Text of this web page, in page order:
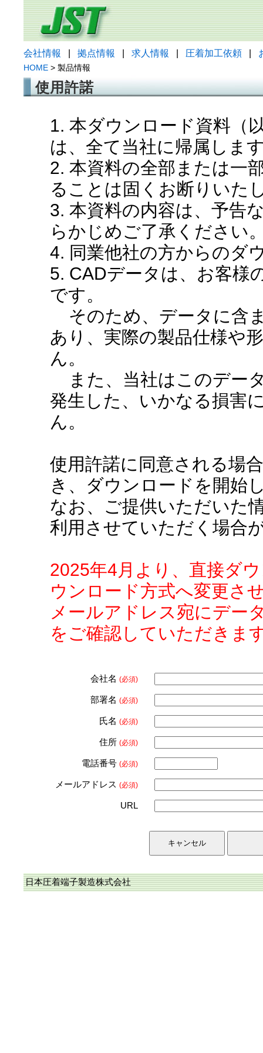
会社情報 拠点情報 求人情報 圧着加工依頼
HOME > 製品情報
使用許諾
1. 本ダウンロード資料（
は、全て当社に帰属しま
2. 本資料の全部または一
ることは固くお断りいた
3. 本資料の内容は、予告
らかじめご了承ください
4. 同業他社の方からのダ
5. CADデータは、お客様
です。
そのため、データに含
あり、実際の製品仕様や
ん。
また、当社はこのデー
発生した、いかなる損害
ん。
使用許諾に同意される場
き、ダウンロードを開始
なお、ご提供いただいた
利用させていただく場合
2025年4月より、直接ダ
ウンロード方式へ変更さ
メールアドレス宛にデー
をご確認していただきま
会社名 (必須)
部署名 (必須)
氏名 (必須)
住所 (必須)
電話番号 (必須)
メールアドレス (必須)
URL
日本圧着端子製造株式会社